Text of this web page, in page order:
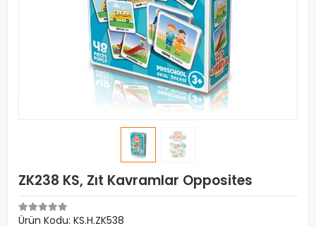
ZK238 KS, Zıt Kavramlar Opposites
Ürün Kodu: KS.H.ZK538